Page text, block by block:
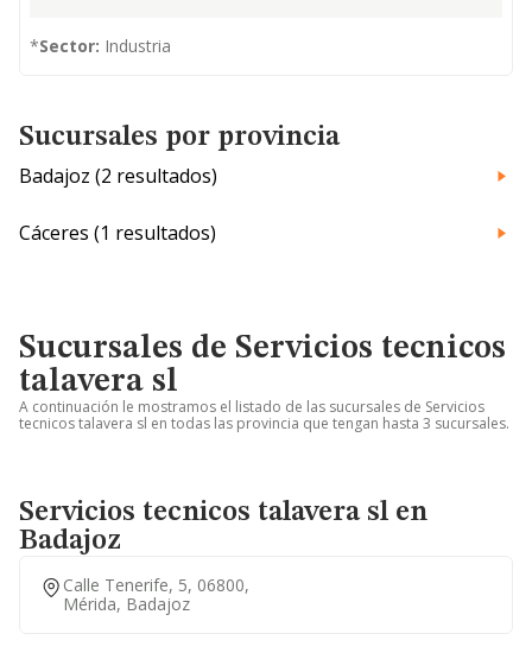
*Sector: Industria
Sucursales por provincia
Badajoz (2 resultados)
Cáceres (1 resultados)
Sucursales de Servicios tecnicos
talavera sl
A continuación le mostramos el listado de las sucursales de Servicios
tecnicos talavera sl en todas las provincia que tengan hasta 3 sucursales.
Servicios tecnicos talavera sl en
Badajoz
Calle Tenerife, 5, 06800,
Mérida, Badajoz